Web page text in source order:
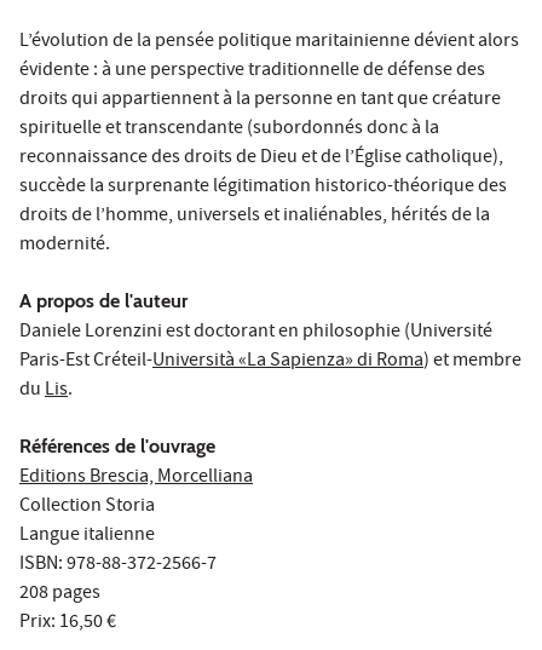
L’évolution de la pensée politique maritainienne dévient alors
évidente : à une perspective traditionnelle de défense des
droits qui appartiennent à la personne en tant que créature
spirituelle et transcendante (subordonnés donc à la
reconnaissance des droits de Dieu et de l’Église catholique),
succède la surprenante légitimation historico-théorique des
droits de l’homme, universels et inaliénables, hérités de la
modernité.
A propos de l'auteur
Daniele Lorenzini est doctorant en philosophie (Université
Paris-Est Créteil-Università «La Sapienza» di Roma) et membre
duLis.
Références de l'ouvrage
Editions Brescia, Morcelliana
Collection Storia
Langue italienne
ISBN: 978-88-372-2566-7
208 pages
Prix: 16,50 €